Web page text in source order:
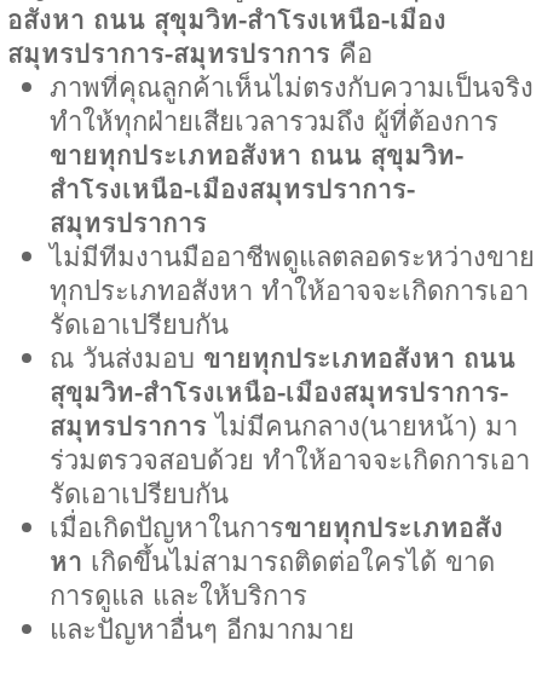
อสังหา ถนน สุขุมวิท-สำโรงเหนือ-เมือง
สมุทรปราการ-สมุทรปราการ คือ
ภาพที่คุณลูกค้าเห็นไม่ตรงกับความเป็นจริง
ทำให้ทุกฝ่ายเสียเวลารวมถึง ผู้ที่ต้องการ
ขายทุกประเภทอสังหา ถนน สุขุมวิท-
สำโรงเหนือ-เมืองสมุทรปราการ-
สมุทรปราการ
ไม่มีทีมงานมืออาชีพดูแลตลอดระหว่างขาย
ทุกประเภทอสังหา ทำให้อาจจะเกิดการเอา
รัดเอาเปรียบกัน
ณ วันส่งมอบ ขายทุกประเภทอสังหา ถนน
สุขุมวิท-สำโรงเหนือ-เมืองสมุทรปราการ-
สมุทรปราการไม่มีคนกลาง(นายหน้า) มา
ร่วมตรวจสอบด้วย ทำให้อาจจะเกิดการเอา
รัดเอาเปรียบกัน
เมื่อเกิดปัญหาในการขายทุกประเภทอสัง
หา เกิดขึ้นไม่สามารถติดต่อใครได้ ขาด
การดูแล และให้บริการ
และปัญหาอื่นๆ อีกมากมาย